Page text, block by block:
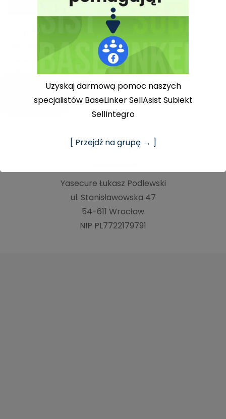
Polityką prywatności
i wyrażam zgodę na przetwarzanie
moich danych osobowych.
Pełne dane firmy
Yasecure Łukasz Podlewski
ul. Stanisławowska 47
54-611 Wrocław
NIP PL7722179791
Uzyskaj darmową pomoc naszych
specjalistów BaseLinker SellAsist Subiekt
SellIntegro
[ Przejdź na grupę → ]